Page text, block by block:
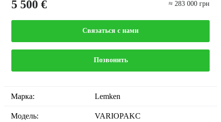
5 500 € ≈ 283 000 грн
Связаться с нами
Позвонить
Марка: Lemken
Модель: VARIOPAKC